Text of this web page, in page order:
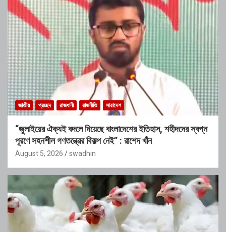
জাতীয় প্রচ্ছদ রাজধানী রাজনীতি সারাদেশ
“জুলাইয়ের ঐক্যই বদলে দিয়েছে বাংলাদেশের ইতিহাস, শহীদদের স্বপ্ন
পূরণে সহনশীল গণতন্ত্রের বিকল্প নেই” : রাশেদ খাঁন
August 5, 2026 swadhin